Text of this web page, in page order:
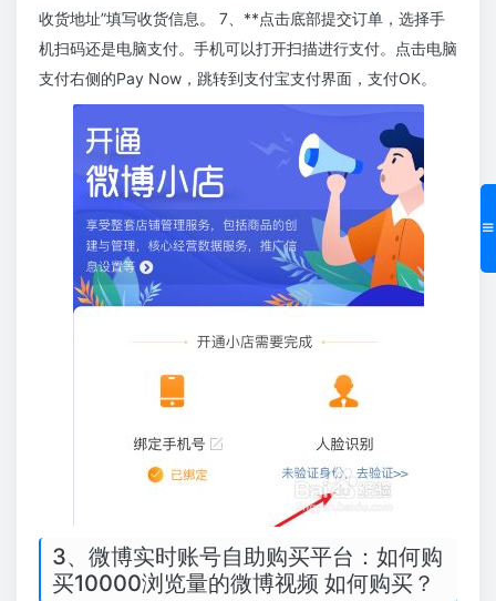
收货地址”填写收货信息。 7、**点击底部提交订单，选择手
机扫码还是电脑支付。手机可以打开扫描进行支付。点击电脑
支付右侧的Pay Now，跳转到支付宝支付界面，支付OK。
3、微博实时账号自助购买平台：如何购
买10000浏览量的微博视频 如何购买？